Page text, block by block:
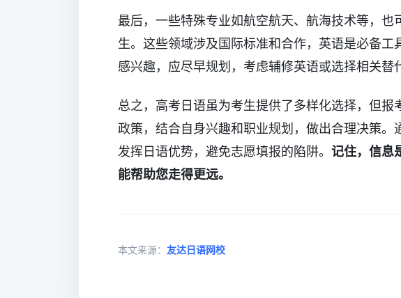
最后，一些特殊专业如航空航天、航海技术等，也
生。这些领域涉及国际标准和合作，英语是必备工
感兴趣，应尽早规划，考虑辅修英语或选择相关替
总之，高考日语虽为考生提供了多样化选择，但
政策，结合自身兴趣和职业规划，做出合理决策。
发挥日语优势，避免志愿填报的陷阱。 记住，信息
能帮助您走得更远。
本文来源： 友达日语网校